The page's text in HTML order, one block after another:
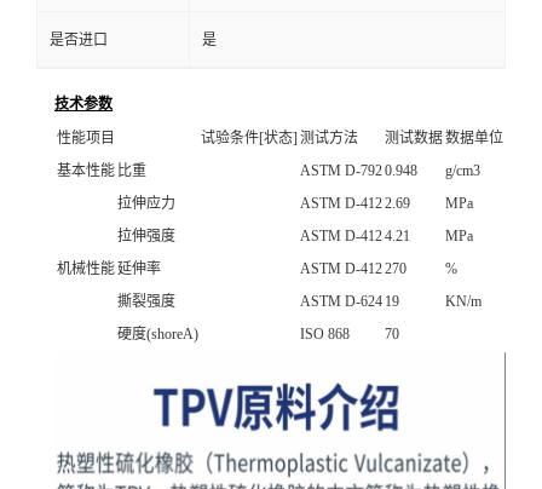
是否进口 是
技术参数
性能项目
试验条件[状态] 测试方法 测试数据数据单位
基本性能 比重 ASTM D-7920.948 g/cm3
机械性能
拉伸应力 ASTM D-4122.69
MPa
拉伸强度
ASTM D-4124.21
MPa
延伸率
ASTM D-412270
%
撕裂强度
ASTM D-624 19
KN/m
硬度(shoreA)
ISO 868 70